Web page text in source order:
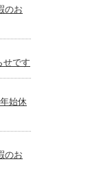
のお
せです
始休
のお